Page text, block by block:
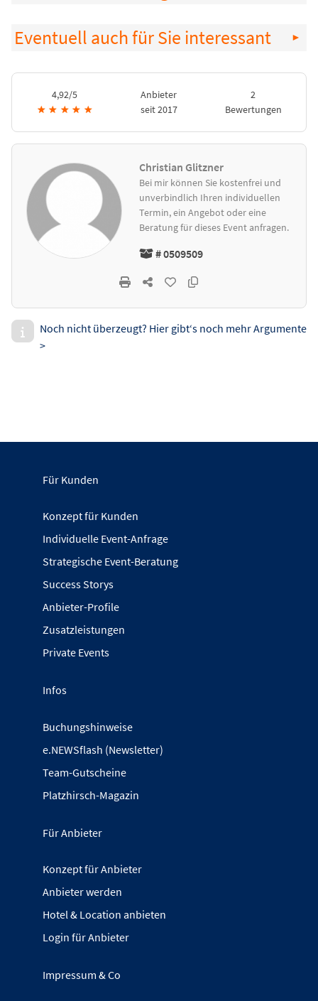
Eventuell auch für Sie interessant
4,92/5
★ ★ ★ ★ ★
Anbieter
seit 2017
2
Bewertungen
Christian Glitzner
Bei mir können Sie kostenfrei und
unverbindlich Ihren individuellen
Termin, ein Angebot oder eine
Beratung für dieses Event anfragen.
# 0509509
Noch nicht überzeugt? Hier gibt‘s noch mehr Argumente
>
Für Kunden
Konzept für Kunden
Individuelle Event-Anfrage
Strategische Event-Beratung
Success Storys
Anbieter-Profile
Zusatzleistungen
Private Events
Infos
Buchungshinweise
e.NEWSflash (Newsletter)
Team-Gutscheine
Platzhirsch-Magazin
Für Anbieter
Konzept für Anbieter
Anbieter werden
Hotel & Location anbieten
Login für Anbieter
Impressum & Co